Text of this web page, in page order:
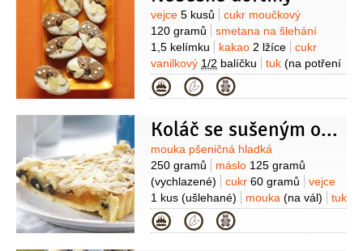
Suroviny
vejce 5 kusů
cukr moučkový
120 gramů
smetana na šlehání
1,5 kelímku
kakao 2 lžíce
cukr
vanilkový 1/2 balíčku tuk (na potření
papíru na pečení)
(meruňková, na potření) Na
200 gramů
bílek 2 kusy
šťáva
citronová 1 lžíce (čerstvá,
přecezená)
Na ozdobení:
mandlové
lupínky
čokoládová poleva
tmavá
čokoláda
(nastrouhaná)
cukrářské zdobení
(zlaté kuličky)
Kategorie
Koláč se sušeným ovocem a mandlemi
Suroviny
mouka pšeničná hladká
250 gramů
máslo 125 gramů
(vychlazené)
cukr 60 gramů
vejce
1 kus (ušlehané) mouka (na vál)
tuk
(na vymazání) Na náplň:
4 kusy
máslo175 gramů
cukr
Kategorie